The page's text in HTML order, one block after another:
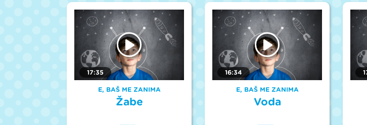
17:35
E, BAŠ ME ZANIMA
Žabe
16:34
E, BAŠ ME ZANIMA
Voda